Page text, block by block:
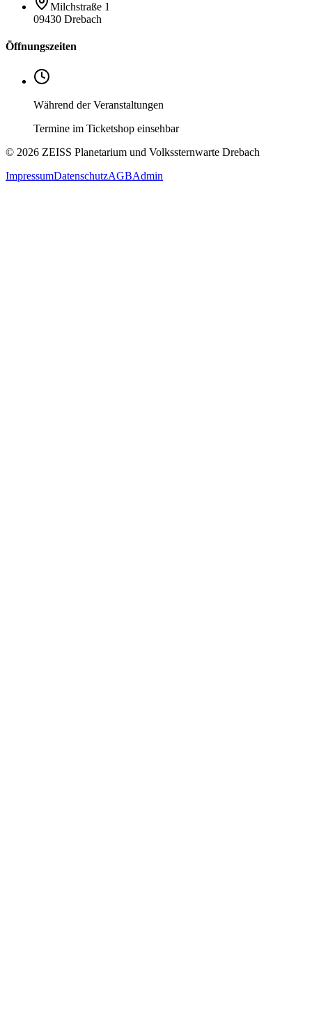
Milchstraße 1
09430 Drebach
Öffnungszeiten
Während der Veranstaltungen
Termine im Ticketshop einsehbar
© 2026 ZEISS Planetarium und Volkssternwarte Drebach
ImpressumDatenschutzAGBAdmin